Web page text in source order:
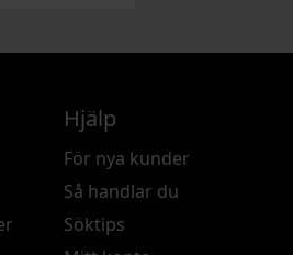
Hjälp
För nya kunder
Så handlar du
Söktips